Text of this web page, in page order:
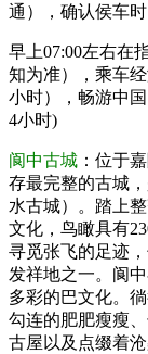
通），确认侯车时
早上07:00左右在
知为准），乘车
小时），畅游中
4小时)
阆中古城 ：位于
存最完整的古城
水古城）。踏上
文化，鸟瞰具有
寻觅张飞的足迹
发祥地之一。阆
多彩的巴文化。
勾连的肥肥瘦瘦
古屋以及点缀着